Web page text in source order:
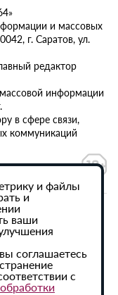
и массовых
г. Саратов, ул.
редактор
информации
в сфере связи,
коммуникаций
данных
активная
и файлы
и
ваши
соглашаетесь
с